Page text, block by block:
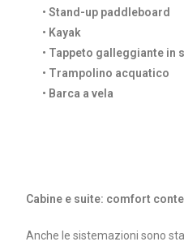
• Stand-up paddleboard
• Kayak
• Tappeto galleggiante in
• Trampolino acquatico
• Barca a vela
Cabine e suite: comfort
Anche le sistemazioni sono